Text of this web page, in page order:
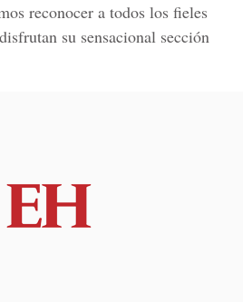
reconocer a todos los fieles
su sensacional sección